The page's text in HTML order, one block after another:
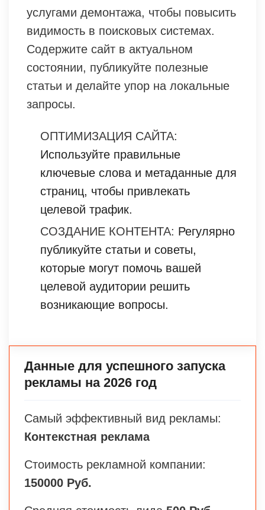
услугами демонтажа, чтобы повысить
видимость в поисковых системах.
Содержите сайт в актуальном
состоянии, публикуйте полезные
статьи и делайте упор на локальные
запросы.
ОПТИМИЗАЦИЯ САЙТА:
Используйте правильные
ключевые слова и метаданные для
страниц, чтобы привлекать
целевой трафик.
СОЗДАНИЕ КОНТЕНТА: Регулярно
публикуйте статьи и советы,
которые могут помочь вашей
целевой аудитории решить
возникающие вопросы.
Данные для успешного запуска
рекламы на 2026 год
Самый эффективный вид рекламы:
Контекстная реклама
Стоимость рекламной компании:
150000 Руб.